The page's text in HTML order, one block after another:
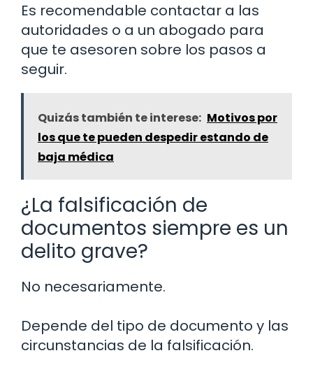
Es recomendable contactar a las
autoridades o a un abogado para
que te asesoren sobre los pasos a
seguir.
Quizás también te interese: Motivos por
los que te pueden despedir estando de
baja médica
¿La falsificación de
documentos siempre es un
delito grave?
No necesariamente.
Depende del tipo de documento y las
circunstancias de la falsificación.